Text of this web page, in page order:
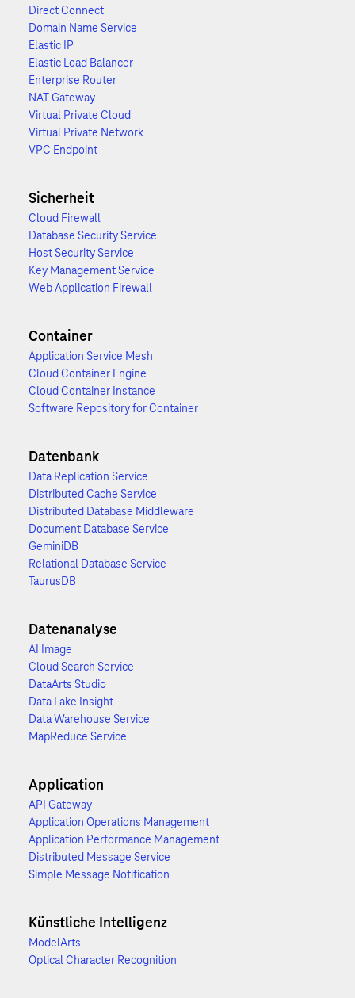
Direct Connect
Domain Name Service
Elastic IP
Elastic Load Balancer
Enterprise Router
NAT Gateway
Virtual Private Cloud
Virtual Private Network
VPC Endpoint
Sicherheit
Cloud Firewall
Database Security Service
Host Security Service
Key Management Service
Web Application Firewall
Container
Application Service Mesh
Cloud Container Engine
Cloud Container Instance
Software Repository for Container
Datenbank
Data Replication Service
Distributed Cache Service
Distributed Database Middleware
Document Database Service
GeminiDB
Relational Database Service
TaurusDB
Datenanalyse
AI Image
Cloud Search Service
DataArts Studio
Data Lake Insight
Data Warehouse Service
MapReduce Service
Application
API Gateway
Application Operations Management
Application Performance Management
Distributed Message Service
Simple Message Notification
Künstliche Intelligenz
ModelArts
Optical Character Recognition